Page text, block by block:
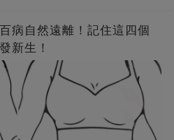
病自然遠離！記住這四個
新生！